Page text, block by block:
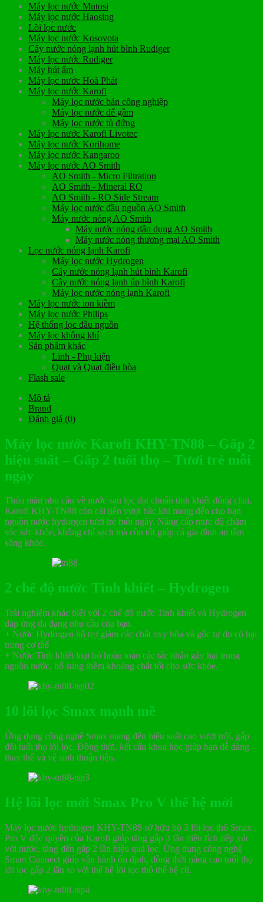
Máy lọc nước Mutosi
Máy lọc nước Haosing
Lõi lọc nước
Máy lọc nước Kosovota
Cây nước nóng lạnh hút bình Rudiger
Máy lọc nước Rudiger
Máy hút ẩm
Máy lọc nước Hoà Phát
Máy lọc nước Karofi
Máy lọc nước bán công nghiệp
Máy lọc nước để gầm
Máy lọc nước tủ đứng
Máy lọc nước Karofi Livotec
Máy lọc nước Korihome
Máy lọc nước Kangaroo
Máy lọc nước AO Smith
AO Smith - Micro Filtration
AO Smith - Mineral RO
AO Smith - RO Side Stream
Máy lọc nước đầu nguồn AO Smith
Máy nước nóng AO Smith
Máy nước nóng dân dụng AO Smith
Máy nước nóng thương mại AO Smith
Lọc nước nóng lạnh Karofi
Máy lọc nước Hydrogen
Cây nước nóng lạnh hút bình Karofi
Cây nước nóng lạnh úp bình Karofi
Máy lọc nước nóng lạnh Karofi
Máy lọc nước ion kiềm
Máy lọc nước Philips
Hệ thống lọc đầu nguồn
Máy lọc không khí
Sản phẩm khác
Linh - Phụ kiện
Quạt và Quạt điều hòa
Flash sale
Mô tả
Brand
Đánh giá (0)
Máy lọc nước Karofi KHY-TN88 – Gấp 2
hiệu suất – Gấp 2 tuổi thọ – Tươi trẻ mỗi
ngày
Thỏa mãn nhu cầu về nước sau lọc đạt chuẩn tinh khiết đóng chai,
Karofi KHY-TN88 còn cải tiến vượt bậc khi mang đến cho bạn
nguồn nước hydorgen tươi trẻ mỗi ngày. Nâng cấp mức độ chăm
sóc sức khỏe, không chỉ sạch mà còn tốt giúp cả gia đình an tâm
sống khỏe.
2 chế độ nước Tinh khiết – Hydrogen
Trải nghiệm khác biệt với 2 chế độ nước Tinh khiết và Hydrogen
đáp ứng đa dạng nhu cầu của bạn.
+ Nước Hydrogen hỗ trợ giảm các chất oxy hóa và gốc tự do có hại
trong cơ thể
+ Nước Tinh khiết loại bỏ hoàn toàn các tác nhân gây hại trong
nguồn nước, bổ sung thêm khoáng chất tốt cho sức khỏe.
10 lõi lọc Smax mạnh mẽ
Ứng dụng công nghệ Smax mang đến hiệu suất cao vượt trội, gấp
đôi tuổi thọ lõi lọc. Đồng thời, kết cấu khoa học giúp bạn dễ dàng
thay thế và vệ sinh thuận tiện.
Hệ lõi lọc mới Smax Pro V thế hệ mới
Máy lọc nước hydrogen KHY-TN88 sở hữu bộ 3 lõi lọc thô Smax
Pro V độc quyền của Karofi giúp tăng gấp 3 lần diện tích tiếp xúc
với nước, tăng đến gấp 2 lần hiệu quả lọc. Ứng dụng công nghệ
Smart Connect giúp vận hành ổn định, đồng thời nâng cao tuổi thọ
lõi lọc gấp 2 lần so với thế hệ lõi lọc thô thế hệ cũ.